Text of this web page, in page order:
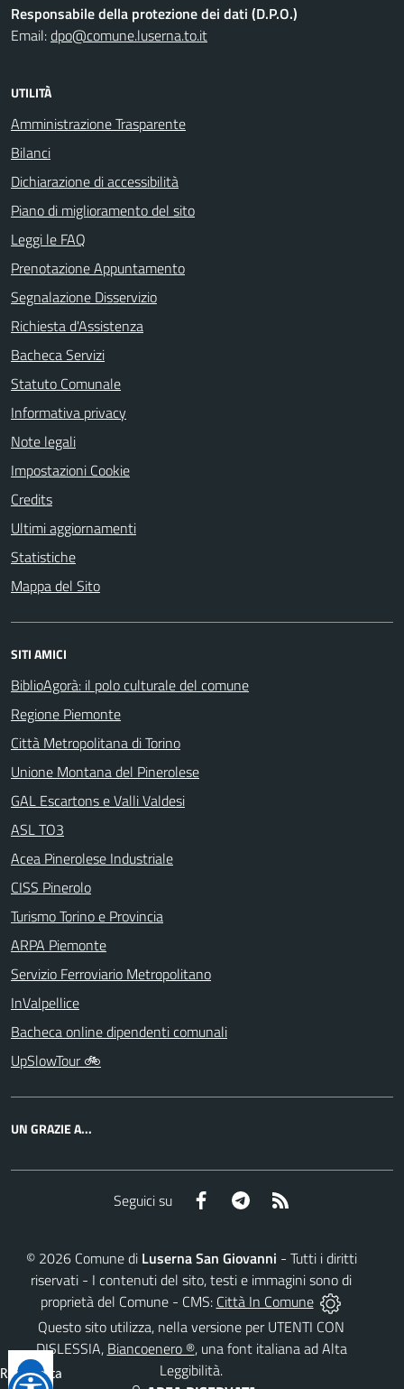
Responsabile della protezione dei dati (D.P.O.)
Email:dpo@comune.luserna.to.it
UTILITÀ
Amministrazione Trasparente
Bilanci
Dichiarazione di accessibilità
Piano di miglioramento del sito
Leggi le FAQ
Prenotazione Appuntamento
Segnalazione Disservizio
Richiesta d'Assistenza
Bacheca Servizi
Statuto Comunale
Informativa privacy
Note legali
Impostazioni Cookie
Credits
Ultimi aggiornamenti
Statistiche
Mappa del Sito
SITI AMICI
BiblioAgorà: il polo culturale del comune
Regione Piemonte
Città Metropolitana di Torino
Unione Montana del Pinerolese
GAL Escartons e Valli Valdesi
ASL TO3
Acea Pinerolese Industriale
CISS Pinerolo
Turismo Torino e Provincia
ARPA Piemonte
Servizio Ferroviario Metropolitano
InValpellice
Bacheca online dipendenti comunali
UpSlowTour 🚲
UN GRAZIE A...
Seguici su Facebook Telegram
© 2026Comune di Luserna San Giovanni - Tutti i diritti
riservati - I contenuti del sito, testi e immagini sono di
proprietà del Comune - CMS: Città In Comune
Questo sito utilizza, nella versione per UTENTI CON
DISLESSIA, Biancoenero ®, una font italiana ad Alta
Leggibilità.
Reimposta